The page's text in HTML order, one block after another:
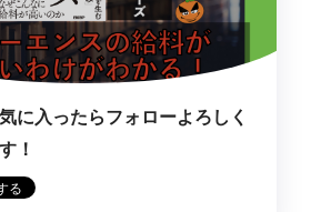
に入ったらフォローよろしく
！